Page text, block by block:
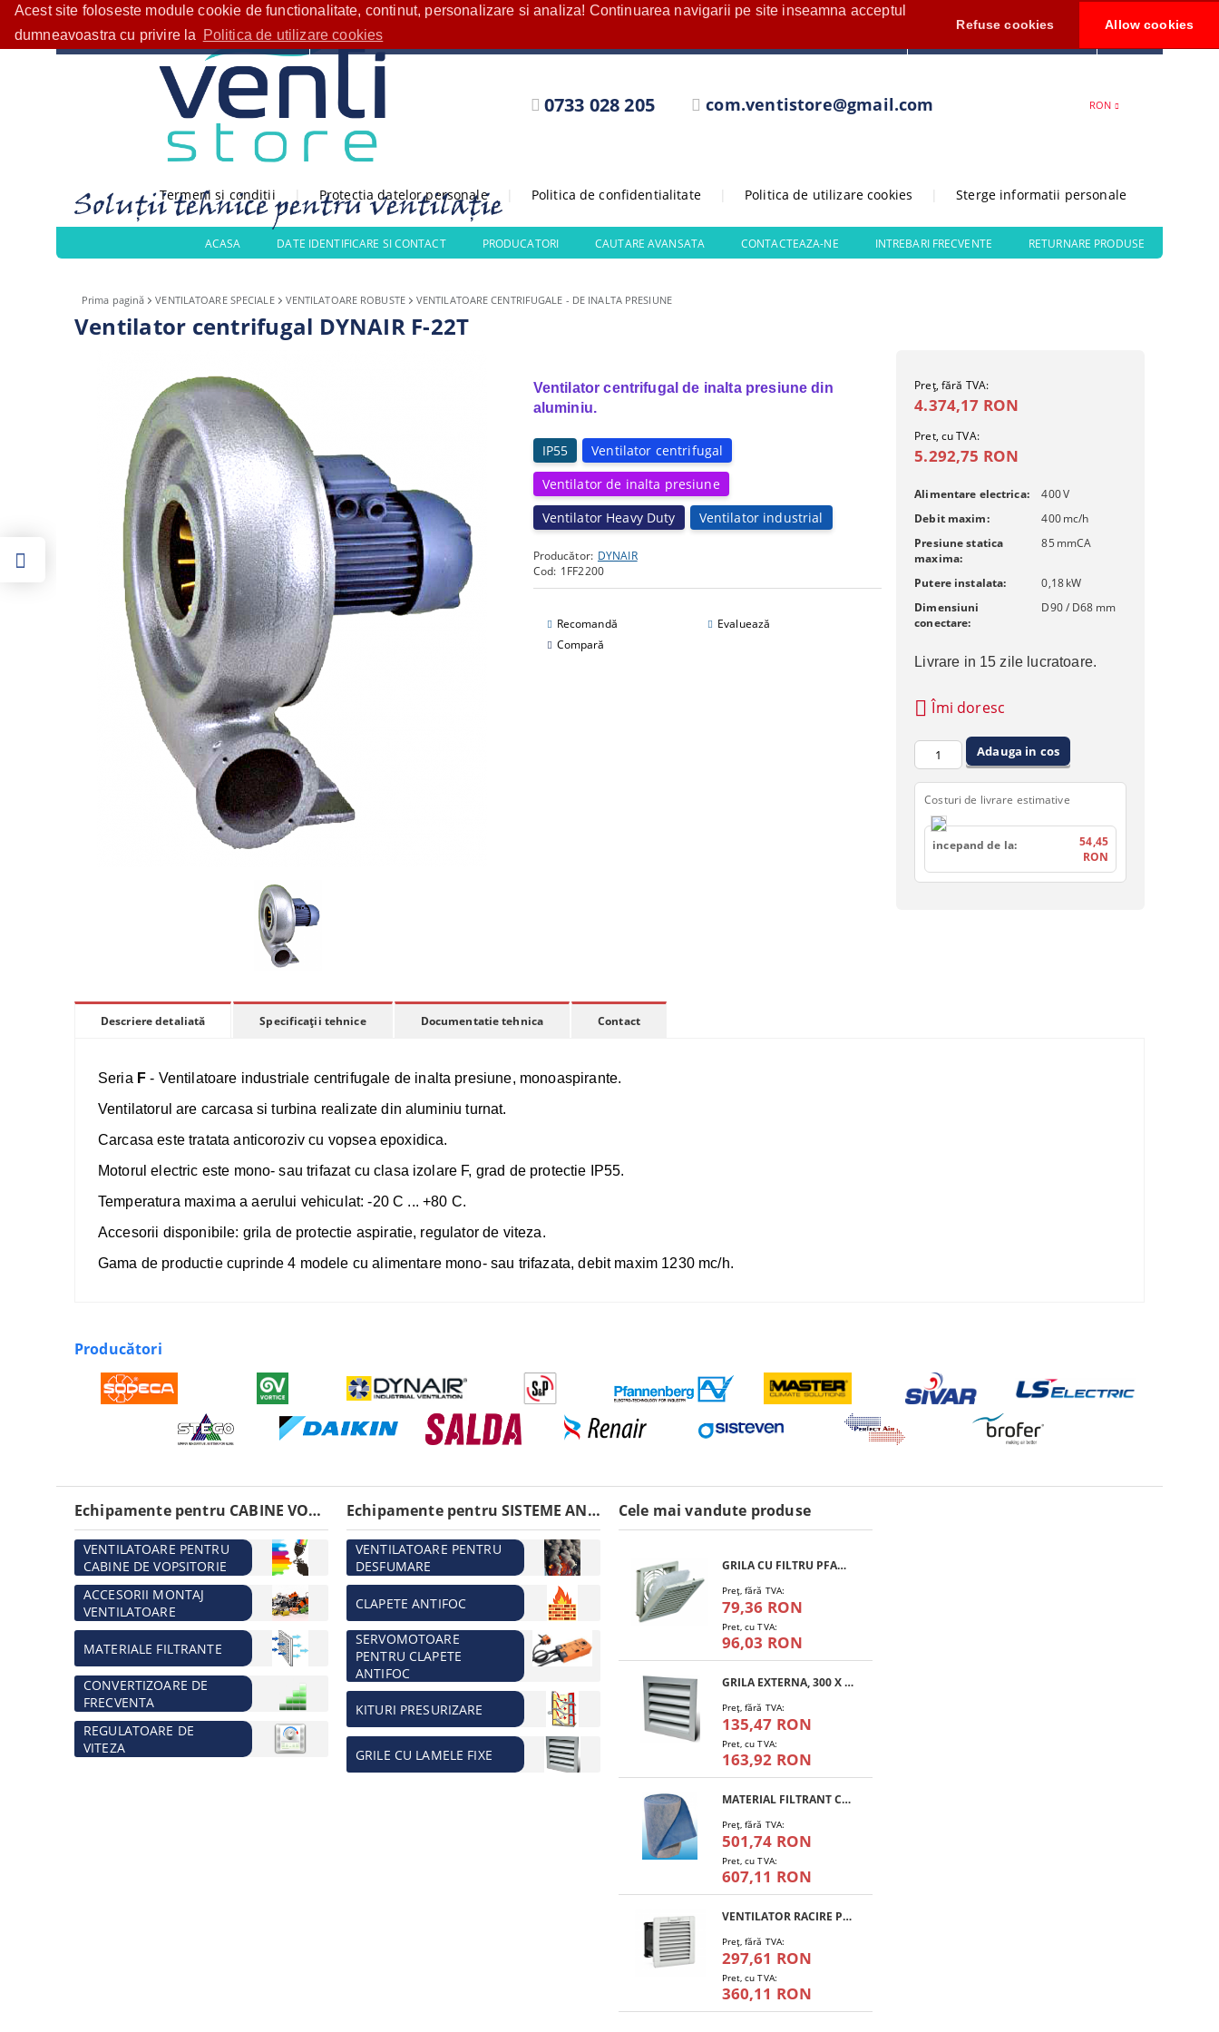
Acest site foloseste module cookie de functionalitate, continut, personalizare si analiza! Continuarea navigarii pe site inseamna acceptul
dumneavoastra cu privire la
Politica de utilizare cookies
Refuse cookies Allow cookies
Bine ați venit!
0733 028 205 com.ventistore@gmail.com RON
Termeni si conditii Protectia datelor personale Politica de confidentialitate Politica de utilizare cookies Sterge informatii personale
CATEGORII PRODUSE Contul meu 0
ACASA DATE IDENTIFICARE SI CONTACT PRODUCATORI CAUTARE AVANSATA CONTACTEAZA-NE INTREBARI FRECVENTE RETURNARE PRODUSE
Prima pagină VENTILATOARE SPECIALE VENTILATOARE ROBUSTE VENTILATOARE CENTRIFUGALE - DE INALTA PRESIUNE
Ventilator centrifugal DYNAIR F-22T
Ventilator centrifugal de inalta presiune din
aluminiu.
IP55
Ventilator centrifugal
Ventilator de inalta presiune
Ventilator Heavy Duty
Ventilator industrial
Producător: DYNAIR
Cod: 1FF2200
Recomandă
Evaluează
Compară
Preţ, fără TVA:
4.374,17 RON
Pret, cu TVA:
5.292,75 RON
Alimentare electrica: 400V
Debit maxim:
400mc/h
Presiune statica
maxima:
85 mmCA
Putere instalata: 0,18kW
Dimensiuni
conectare:
D90 / D68 mm
Livrare in 15 zile lucratoare.
Îmi doresc
Costuri de livrare estimative
incepand de la:
54,45
RON
Descriere detaliată Specificații tehnice Documentatie tehnica Contact
Seria F - Ventilatoare industriale centrifugale de inalta presiune, monoaspirante.
Ventilatorul are carcasa si turbina realizate din aluminiu turnat.
Carcasa este tratata anticoroziv cu vopsea epoxidica.
Motorul electric este mono- sau trifazat cu clasa izolare F, grad de protectie IP55.
Temperatura maxima a aerului vehiculat: -20 C ... +80 C.
Accesorii disponibile: grila de protectie aspiratie, regulator de viteza.
Gama de productie cuprinde 4 modele cu alimentare mono- sau trifazata, debit maxim 1230 mc/h.
Producători
Echipamente pentru CABINE VOPSITORIE
VENTILATOARE PENTRU
CABINE DE VOPSITORIE
ACCESORII MONTAJ
VENTILATOARE
MATERIALE FILTRANTE
CONVERTIZOARE DE
FRECVENTA
REGULATOARE DE
VITEZA
Echipamente pentru SISTEME ANTIINCENDIU
VENTILATOARE PENTRU
DESFUMARE
CLAPETE ANTIFOC
SERVOMOTOARE
PENTRU CLAPETE
ANTIFOC
KITURI PRESURIZARE
GRILE CU LAMELE FIXE
Cele mai vandute produse
GRILA CU FILTRU PFANNENBERG PFA 10.000
Preţ, fără TVA:
79,36 RON
Pret, cu TVA:
96,03 RON
GRILA EXTERNA, 300 X 300 MM
Preţ, fără TVA:
135,47 RON
Pret, cu TVA:
163,92 RON
MATERIAL FILTRANT CLASA G4 - RULOU
Preţ, fără TVA:
501,74 RON
Pret, cu TVA:
607,11 RON
VENTILATOR RACIRE PFANNENBERG PF 11.000
Preţ, fără TVA:
297,61 RON
Pret, cu TVA:
360,11 RON